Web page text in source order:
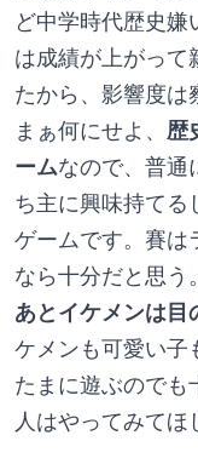
ど中学時代歴史
は成績が上がっ
たから、影響度は
まぁ何にせよ、 歴
ームなので、普通
ち主に興味持てる
ゲームです。賽は
なら十分だと思う。
あとイケメンは目
ケメンも可愛い子
たまに遊ぶのでも
人はやってみてほ